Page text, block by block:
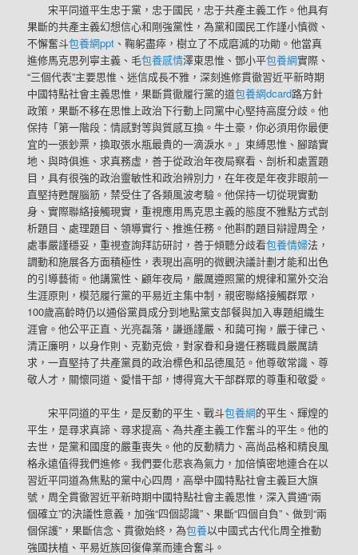
宋平同道平生忠于黨，忠于國民，忠于共產主義工作。他具有
果斷的共產主義幻想信心和剛強黨性，為黨和國民工作謹小慎微、
不懈奮斗包養網ppt 、鞠躬盡瘁，樹立了不成磨滅的功勛。他當真
進修馬克思列寧主義、毛包養感情澤東思惟、鄧小平包養網實際、
“三個代表”主要思惟、迷信成長不雅，深刻進修貫徹習近平新時期
中國特點社會主義思惟，果斷貫徹履行黨的道包養網dcard路方針
政策，果斷不移在思惟上政治下行動上同黨中心堅持高度分歧。他
保持「第一階段：情感對等與質感互換。牛土豪，你必須用你最便
宜的一張鈔票，換取張水瓶最貴的一滴淚水。」束縛思惟、腳踏實
地、與時俱進、求真務虛，善于從政治年夜局察看、剖析和處置題
目，具有很強的政治靈敏性和政治辨別力，在年夜是年夜非眼前一
直堅持甦醒腦筋，禁受住了各類風波考驗。他保持一切從現實動
身、實際聯絡接觸現實，重視應用馬克思主義的態度不雅點方式剖
析題目、處理題目、領導實行、推進任務。他斟酌題目辯證周全，
處事嚴謹穩妥，重視查詢拜訪研討，善于傾聽分歧看包養情婦法，
調動和施展各方面積極性，表現出高明的微觀決議計劃才能和出色
的引導藝術。他講黨性、顧年夜局，嚴厲遵照黨的規律和黨外交治
生涯原則，模范履行黨的平易近主集中制，親密聯絡接觸群眾，
100歲高齡時仍以通俗黨員成分到地點黨支部餐與加入專題組織生
涯會。他公平正直、光亮磊落，謙遜謹嚴、和藹可掬，嚴于律己、
清正廉明，以身作則、克勤克儉，對家眷和身邊任務職員嚴厲請
求，一直堅持了共產黨員的政治標色和品德風范。他尊敬常識、尊
敬人才，關懷同道、愛惜干部，博得寬大干部群眾的尊重和敬愛。
宋平同道的平生，是反動的平生、戰斗包養網的平生、輝煌的
平生，是尋求真諦、尋求提高、為共產主義工作奮斗的平生。他的
去世，是黨和國度的嚴重喪失。他的反動精力、高尚品格和精良風
格永遠值得我們進修。我們要化悲哀為氣力，加倍慎密地連合在以
習近平同道為焦點的黨中心四周，高舉中國特點社會主義巨大旗
號，周全貫徹習近平新時期中國特點社會主義思惟，深入貫通“兩
個確立”的決議性意義，加強“四個認識”、果斷“四個自負”、做到“兩
個保護”，果斷信念、貫徹始終，為包養以中國式古代化周全推動
強國扶植、平易近族回復偉業而連合奮斗。